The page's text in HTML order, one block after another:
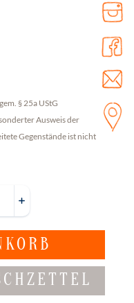
§ 25a UStG
Ausweis der
Gegenstände ist nicht